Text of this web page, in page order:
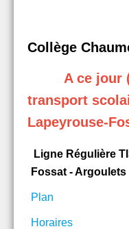
Collège
A ce jour
transport
Lapeyrouse-
Ligne Régulière
Fossat - Argoulets
Plan
Horaires